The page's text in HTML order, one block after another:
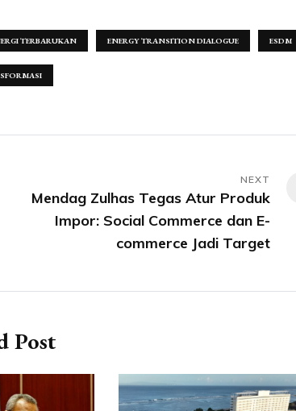
TERBARUKAN ENERGY TRANSITION DIALOGUE ESDM
Mendag Zulhas Tegas Atur Produk
Impor: Social Commerce dan E-
commerce Jadi Target
Post